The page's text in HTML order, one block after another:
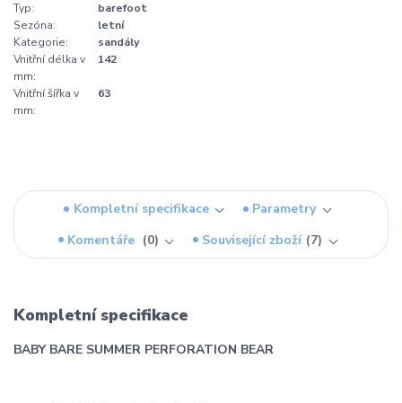
Typ:
barefoot
Sezóna:
letní
Kategorie:
sandály
Vnitřní délka v
mm:
142
Vnitřní šířka v
mm:
63
Kompletní specifikace
Parametry
Komentáře
0 Související zboží 7
Kompletní specifikace
BABY BARE SUMMER PERFORATION BEAR